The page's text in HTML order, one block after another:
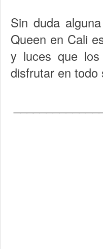
Sin duda
Queen en Cali
y luces que los
disfrutar en todo